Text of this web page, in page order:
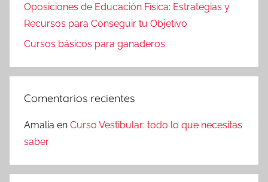
Oposiciones de Educación Física: Estrategias y
Recursos para Conseguir tu Objetivo
Cursos básicos para ganaderos
Comentarios recientes
Amalia en Curso Vestibular: todo lo que necesitas
saber